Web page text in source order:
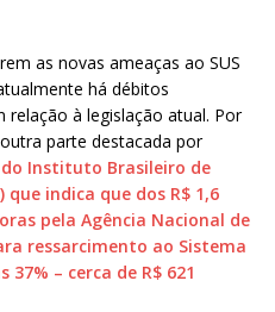
as novas ameaças ao SUS
há débitos
à legislação atual. Por
parte destacada por
Instituto Brasileiro de
indica que dos R$ 1,6
pela Agência Nacional de
ressarcimento ao Sistema
37% – cerca de R$ 621